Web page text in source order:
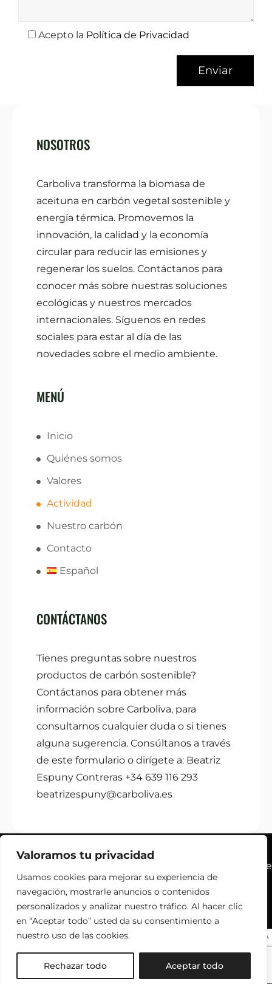
Valoramos tu privacidad
Usamos cookies para mejorar su experiencia de
navegación, mostrarle anuncios o contenidos
personalizados y analizar nuestro tráfico. Al hacer clic
en “Aceptar todo” usted da su consentimiento a
nuestro uso de las cookies.
Rechazar todo Aceptar todo
Acepto la Política de Privacidad
NOSOTROS
Carboliva transforma la biomasa de
aceituna en carbón vegetal sostenible y
energía térmica. Promovemos la
innovación, la calidad y la economía
circular para reducir las emisiones y
regenerar los suelos. Contáctanos para
conocer más sobre nuestras soluciones
ecológicas y nuestros mercados
internacionales. Síguenos en redes
sociales para estar al día de las
novedades sobre el medio ambiente.
MENÚ
Inicio
Quiénes somos
Valores
Actividad
Nuestro carbón
Contacto
Español
CONTÁCTANOS
Tienes preguntas sobre nuestros
productos de carbón sostenible?
Contáctanos para obtener más
información sobre Carboliva, para
consultarnos cualquier duda o si tienes
alguna sugerencia. Consúltanos a través
de este formulario o dirígete a: Beatriz
Espuny Contreras +34 639 116 293
beatrizespuny@carboliva.es
Carbón vegetal sostenible
en Sevilla
Aviso legal y Privacidad|Accesibilidad
| Diseñado por
Citiservi Media